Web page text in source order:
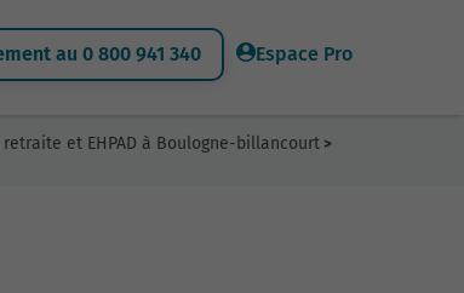
au 0 800 941 340 Espace Pro
et EHPAD à Boulogne-billancourt>